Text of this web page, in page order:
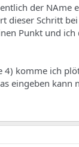
der NAme
dieser Schritt
Punkt und
4) komme ich
eingeben kann